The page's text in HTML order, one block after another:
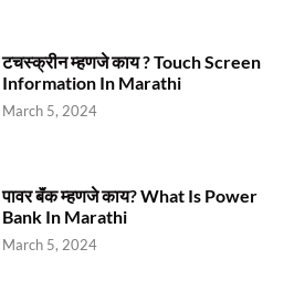
टचस्क्रीन म्हणजे काय ? Touch Screen
Information In Marathi
March 5, 2024
पावर बॅंक म्हणजे काय? What Is Power
Bank In Marathi
March 5, 2024